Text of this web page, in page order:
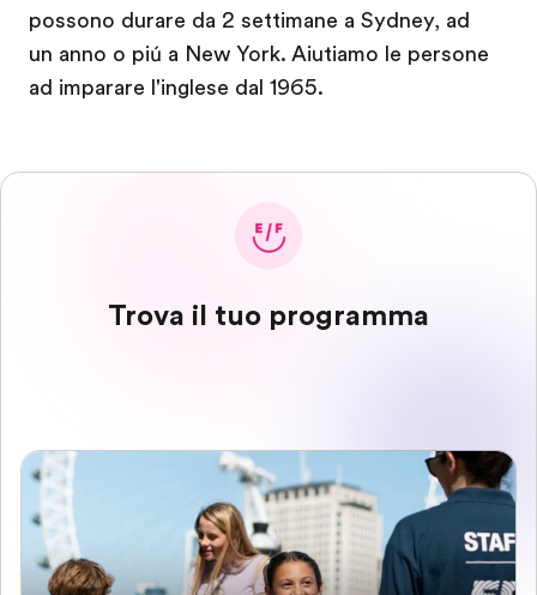
possono durare da 2 settimane a Sydney, ad
un anno o piú a New York. Aiutiamo le persone
ad imparare l'inglese dal 1965.
Trova il tuo programma